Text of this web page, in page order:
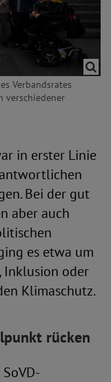
Verbandsrates
verschiedener
in erster Linie
Bei der gut
aber auch
es etwa um
Inklusion oder
Klimaschutz.
rücken